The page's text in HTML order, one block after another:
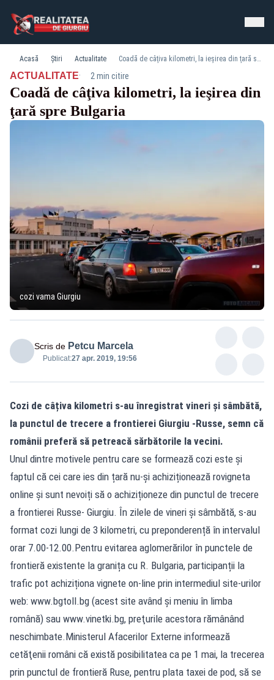
Acasă Știri Actualitate Coadă de câţiva kilometri, la ieşirea din ţară spre Bulgaria
ACTUALITATE· 2 min citire
Coadă de câţiva kilometri, la ieşirea din
ţară spre Bulgaria
cozi vama Giurgiu
Scris de Petcu Marcela
Publicat:27 apr. 2019, 19:56
Cozi de câțiva kilometri s-au înregistrat vineri și sâmbătă,
la punctul de trecere a frontierei Giurgiu -Russe, semn că
românii preferă să petreacă sărbătorile la vecini.
Unul dintre motivele pentru care se formează cozi este și
faptul că cei care ies din țară nu-și achiziționează rovigneta
online și sunt nevoiți să o achiziționeze din punctul de trecere
a frontierei Russe- Giurgiu. În zilele de vineri și sâmbătă, s-au
format cozi lungi de 3 kilometri, cu preponderență în intervalul
orar 7.00-12.00.Pentru evitarea aglomerărilor în punctele de
frontieră existente la granița cu R. Bulgaria, participanții la
trafic pot achiziționa vignete on-line prin intermediul site-urilor
web: www.bgtoll.bg (acest site având și meniu în limba
română) sau www.vinetki.bg, preţurile acestora rămânând
neschimbate.Ministerul Afacerilor Externe informează
cetăţenii români că există posibilitatea ca pe 1 mai, la trecerea
prin punctul de frontieră Ruse, pentru plata taxei de pod, să se